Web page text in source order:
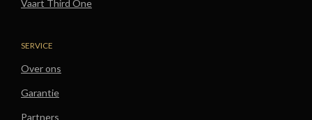
Vaart Third One
SERVICE
Over ons
Garantie
Partners